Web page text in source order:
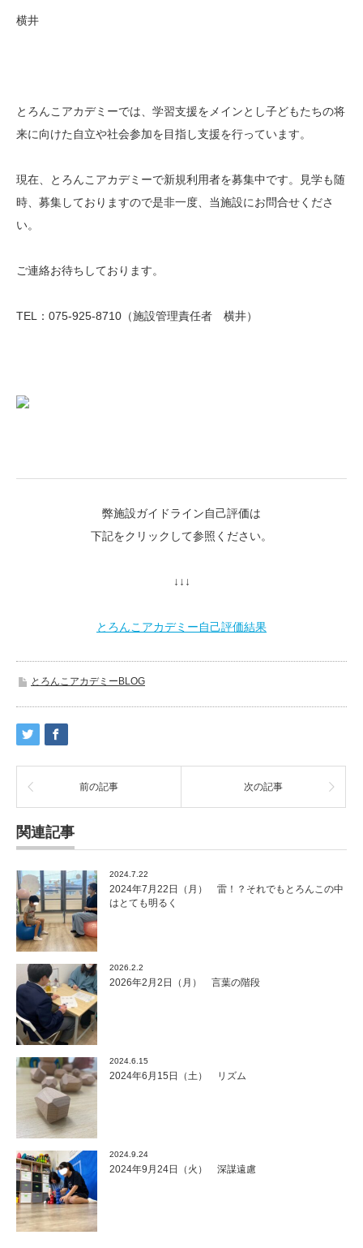
横井
とろんこアカデミーでは、学習支援をメインとし子どもたちの将
来に向けた自立や社会参加を目指し支援を行っています。
現在、とろんこアカデミーで新規利用者を募集中です。見学も随
時、募集しておりますので是非一度、当施設にお問合せくださ
い。
ご連絡お待ちしております。
TEL：075‐925‐8710（施設管理責任者 横井）
弊施設ガイドライン自己評価は
下記をクリックして参照ください。
↓↓↓
とろんこアカデミー自己評価結果
とろんこアカデミーBLOG
前の記事 次の記事
関連記事
2024.7.22
2024年7月22日（月） 雷！？それでもとろんこの中
はとても明るく
2026.2.2
2026年2月2日（月） 言葉の階段
2024.6.15
2024年6月15日（土） リズム
2024.9.24
2024年9月24日（火） 深謀遠慮